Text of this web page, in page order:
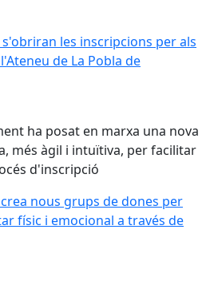
les inscripcions per als
les inscripcions per als
de La Pobla de
ha posat en marxa una nova
més àgil i intuïtiva, per facilitar
d'inscripció
nous grups de dones per
nous grups de dones per
físic i emocional a través de